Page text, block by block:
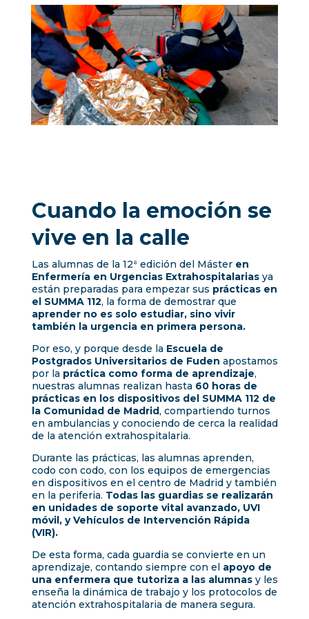
Cuando la emoción se
vive en la calle
Las alumnas de la 12ª edición del Máster en
Enfermería en Urgencias Extrahospitalarias ya
están preparadas para empezar sus prácticas en
el SUMMA 112, la forma de demostrar que
aprender no es solo estudiar, sino vivir
también la urgencia en primera persona.
Por eso, y porque desde la Escuela de
Postgrados Universitarios de Fuden apostamos
por la práctica como forma de aprendizaje,
nuestras alumnas realizan hasta 60 horas de
prácticas en los dispositivos del SUMMA 112 de
la Comunidad de Madrid, compartiendo turnos
en ambulancias y conociendo de cerca la realidad
de la atención extrahospitalaria.
Durante las prácticas, las alumnas aprenden,
codo con codo, con los equipos de emergencias
en dispositivos en el centro de Madrid y también
en la periferia. Todas las guardias se realizarán
en unidades de soporte vital avanzado, UVI
móvil, y Vehículos de Intervención Rápida
(VIR).
De esta forma, cada guardia se convierte en un
aprendizaje, contando siempre con el apoyo de
una enfermera que tutoriza a las alumnasy les
enseña la dinámica de trabajo y los protocolos de
atención extrahospitalaria de manera segura.